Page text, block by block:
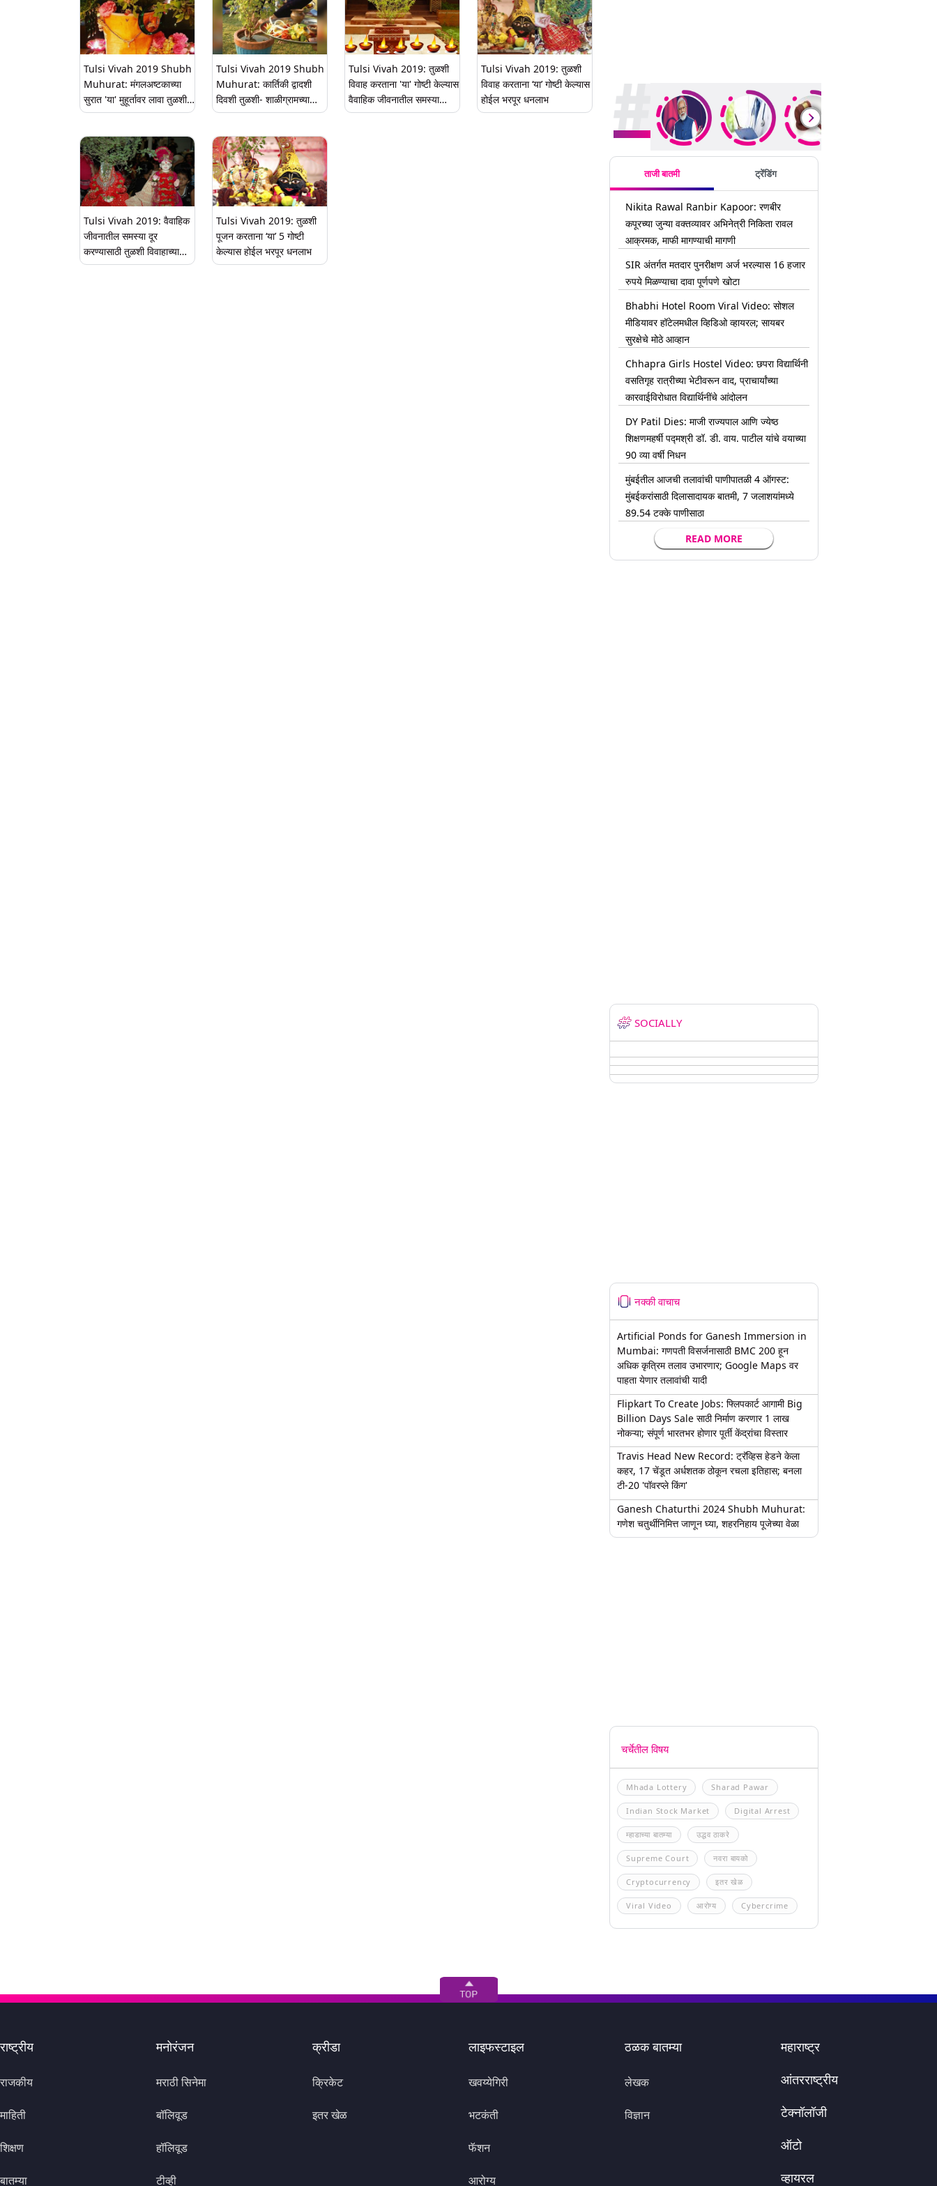
Tulsi Vivah 2019 Shubh
Muhurat: मंगलअष्टकाच्या
सुरात 'या' मुहूर्तावर लावा तुळशी
आणि बाळकृष्णाचा शुभविवाह
Tulsi Vivah 2019 Shubh
Muhurat: कार्तिकी द्वादशी
दिवशी तुळशी- शाळीग्रामच्या
विवाहाचे सनई चौघडे वाजतील
Tulsi Vivah 2019: तुळशी
विवाह करताना 'या' गोष्टी केल्यास
वैवाहिक जीवनातील समस्या
होतील दूर
Tulsi Vivah 2019: तुळशी
विवाह करताना ‘या’ गोष्टी केल्यास
होईल भरपूर धनलाभ
Tulsi Vivah 2019: वैवाहिक
जीवनातील समस्या दूर
करण्यासाठी तुळशी विवाहाच्या
दिवशी करा ‘ही’ कामे
Tulsi Vivah 2019: तुळशी
पूजन करताना ‘या’ 5 गोष्टी
केल्यास होईल भरपूर धनलाभ
ताजी बातमी ट्रेंडिंग
Nikita Rawal Ranbir Kapoor: रणबीर
कपूरच्या जुन्या वक्तव्यावर अभिनेत्री निकिता रावल
आक्रमक, माफी मागण्याची मागणी
SIR अंतर्गत मतदार पुनरीक्षण अर्ज भरल्यास 16 हजार
रुपये मिळण्याचा दावा पूर्णपणे खोटा
Bhabhi Hotel Room Viral Video: सोशल
मीडियावर हॉटेलमधील व्हिडिओ व्हायरल; सायबर
सुरक्षेचे मोठे आव्हान
Chhapra Girls Hostel Video: छपरा विद्यार्थिनी
वसतिगृह रात्रीच्या भेटीवरून वाद, प्राचार्यांच्या
कारवाईविरोधात विद्यार्थिनींचे आंदोलन
DY Patil Dies: माजी राज्यपाल आणि ज्येष्ठ
शिक्षणमहर्षी पद्मश्री डॉ. डी. वाय. पाटील यांचे वयाच्या
90 व्या वर्षी निधन
मुंबईतील आजची तलावांची पाणीपातळी 4 ऑगस्ट:
मुंबईकरांसाठी दिलासादायक बातमी, 7 जलाशयांमध्ये
89.54 टक्के पाणीसाठा
READ MORE
SOCIALLY
नक्की वाचाच
Artificial Ponds for Ganesh Immersion in
Mumbai: गणपती विसर्जनासाठी BMC 200 हून
अधिक कृत्रिम तलाव उभारणार; Google Maps वर
पाहता येणार तलावांची यादी
Flipkart To Create Jobs: फ्लिपकार्ट आगामी Big
Billion Days Sale साठी निर्माण करणार 1 लाख
नोकऱ्या; संपूर्ण भारतभर होणार पूर्ती केंद्रांचा विस्तार
Travis Head New Record: ट्रॅव्हिस हेडने केला
कहर, 17 चेंडूत अर्धशतक ठोकून रचला इतिहास; बनला
टी-20 'पॉवरप्ले किंग'
Ganesh Chaturthi 2024 Shubh Muhurat:
गणेश चतुर्थीनिमित्त जाणून घ्या, शहरनिहाय पूजेच्या वेळा
चर्चेतील विषय
Mhada Lottery Sharad Pawar
Indian Stock Market Digital Arrest
म्हाडाच्या बातम्या उद्धव ठाकरे
Supreme Court नवरा बायको
Cryptocurrency इतर खेळ
Viral Video आरोग्य Cybercrime
राष्ट्रीय
राजकीय
माहिती
शिक्षण
बातम्या
मनोरंजन
मराठी सिनेमा
बॉलिवूड
हॉलिवूड
टीव्ही
क्रीडा
क्रिकेट
इतर खेळ
लाइफस्टाइल
खवय्येगिरी
भटकंती
फॅशन
आरोग्य
ठळक बातम्या
लेखक
विज्ञान
महाराष्ट्र
आंतरराष्ट्रीय
टेक्नॉलॉजी
ऑटो
व्हायरल